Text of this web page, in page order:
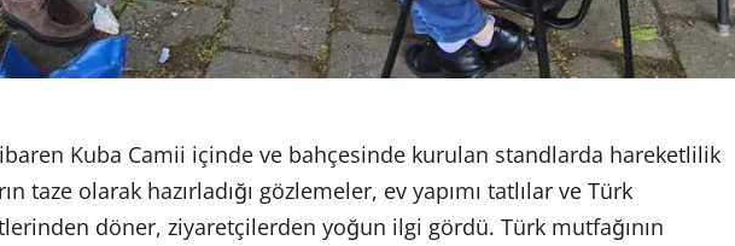
Kuba Camii içinde ve bahçesinde kurulan standlarda hareketlilik
taze olarak hazırladığı gözlemeler, ev yapımı tatlılar ve Türk
döner, ziyaretçilerden yoğun ilgi gördü. Türk mutfağının